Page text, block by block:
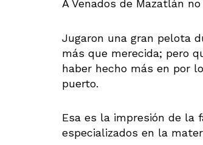
A Venados de Mazatlán
Jugaron una gran pelota
más que merecida; pero
haber hecho más en por
puerto.
Esa es la impresión de la
especializados en la